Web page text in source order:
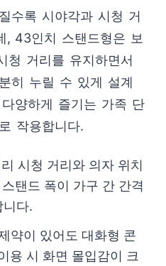
수록 시야각과 시청 거
, 43인치 스탠드형은 보
청 거리를 유지하면서
히 누릴 수 있게 설계
양하게 즐기는 가족 단
작용합니다.
시청 거리와 의자 위치
탠드 폭이 가구 간 간격
니다.
약이 있어도 대화형 콘
용 시 화면 몰입감이 크